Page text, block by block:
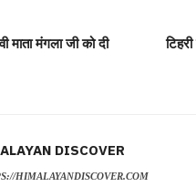
माता मंगला जी को दी
DISCOVER
HIMALAYANDISCOVER.COM